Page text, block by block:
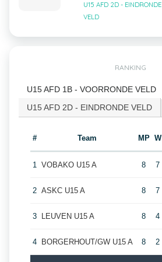
U15 AFD 2D - EINDRONDE
VELD
RANKING
U15 AFD 1B - VOORRONDE VELD
U15 AFD 2D - EINDRONDE VELD
# Team MP W
1 VOBAKO U15 A 8 7
2 ASKC U15 A 8 7
3 LEUVEN U15 A 8 4
4 BORGERHOUT/GW U15 A 8 2